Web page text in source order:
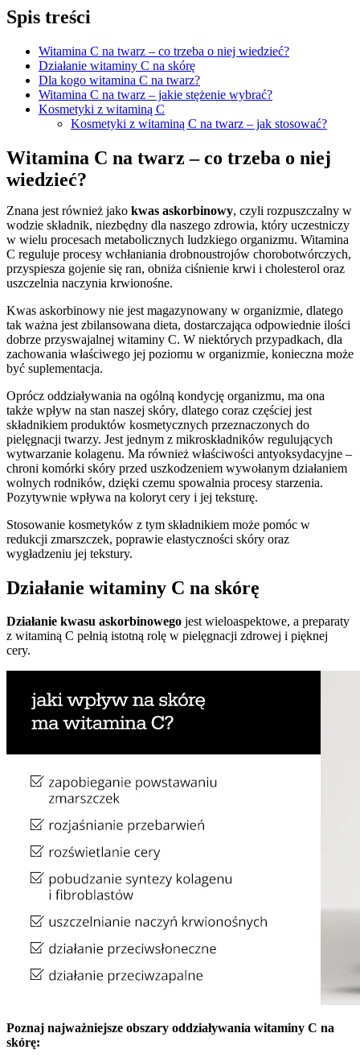
Spis treści
Witamina C na twarz – co trzeba o niej wiedzieć?
Działanie witaminy C na skórę
Dla kogo witamina C na twarz?
Witamina C na twarz – jakie stężenie wybrać?
Kosmetyki z witaminą C
Kosmetyki z witaminą C na twarz – jak stosować?
Witamina C na twarz – co trzeba o niej
wiedzieć?
Znana jest również jako kwas askorbinowy, czyli rozpuszczalny w
wodzie składnik, niezbędny dla naszego zdrowia, który uczestniczy
w wielu procesach metabolicznych ludzkiego organizmu. Witamina
C reguluje procesy wchłaniania drobnoustrojów chorobotwórczych,
przyspiesza gojenie się ran, obniża ciśnienie krwi i cholesterol oraz
uszczelnia naczynia krwionośne.
Kwas askorbinowy nie jest magazynowany w organizmie, dlatego
tak ważna jest zbilansowana dieta, dostarczająca odpowiednie ilości
dobrze przyswajalnej witaminy C. W niektórych przypadkach, dla
zachowania właściwego jej poziomu w organizmie, konieczna może
być suplementacja.
Oprócz oddziaływania na ogólną kondycję organizmu, ma ona
także wpływ na stan naszej skóry, dlatego coraz częściej jest
składnikiem produktów kosmetycznych przeznaczonych do
pielęgnacji twarzy. Jest jednym z mikroskładników regulujących
wytwarzanie kolagenu. Ma również właściwości antyoksydacyjne –
chroni komórki skóry przed uszkodzeniem wywołanym działaniem
wolnych rodników, dzięki czemu spowalnia procesy starzenia.
Pozytywnie wpływa na koloryt cery i jej teksturę.
Stosowanie kosmetyków z tym składnikiem może pomóc w
redukcji zmarszczek, poprawie elastyczności skóry oraz
wygładzeniu jej tekstury.
Działanie witaminy C na skórę
Działanie kwasu askorbinowego jest wieloaspektowe, a preparaty
z witaminą C pełnią istotną rolę w pielęgnacji zdrowej i pięknej
cery.
Poznaj najważniejsze obszary oddziaływania witaminy C na
skórę: